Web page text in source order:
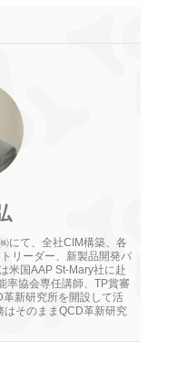
にて、全社CIM構築、各
リーダー、新製品開発パ
米国AAP St-Mary社に赴
率協会専任講師、TP賞審
新研究所を開設して活
そのままQCD革新研究